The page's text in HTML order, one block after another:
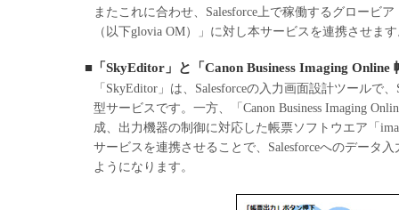
またこれに合わせ、Salesforce上で稼働するグロービ
（以下glovia OM）」に対し本サービスを連携させま
■「SkyEditor」と「Canon Business Imaging Online
「SkyEditor」は、Salesforceの入力画面設計ツール
型サービスです。一方、「Canon Business Imaging
成、出力機器の制御に対応した帳票ソフトウエア「
サービスを連携させることで、Salesforceへのデータ
ようになります。